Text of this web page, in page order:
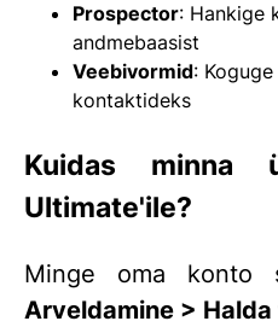
Prospector: Hankige
andmebaasist
Veebivormid:
kontaktideks
Kuidas minna
Ultimate'ile?
Minge oma konto
Arveldamine >